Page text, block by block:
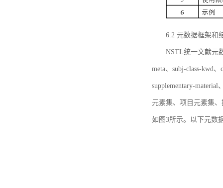
6.2 元数据框架和
NSTL统一文献元
meta、subj-class-kwd
supplementary-
元素集、项目元素集
如图3所示。以下元数